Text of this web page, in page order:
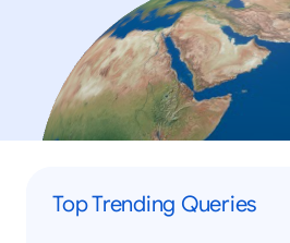
Top Trending Queries